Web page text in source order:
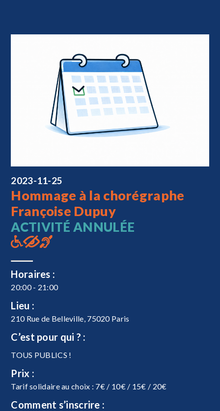
2023-11-25
Hommage à la chorégraphe
Françoise Dupuy
ACTIVITÉ ANNULÉE
Horaires :
20:00 - 21:00
Lieu :
210 Rue de Belleville, 75020 Paris
C’est pour qui ? :
TOUS PUBLICS !
Prix :
Tarif solidaire au choix : 7€ / 10€ / 15€ / 20€
Comment s’inscrire :